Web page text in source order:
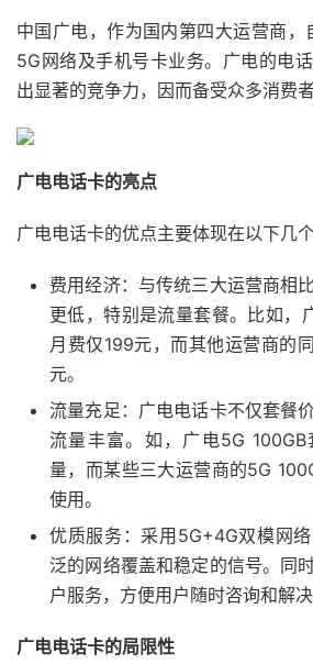
中国广电，作为国内第四大运营商
5G网络及手机号卡业务。广电的电
出显著的竞争力，因而备受众多消费者
广电电话卡的亮点
广电电话卡的优点主要体现在以下几个
费用经济：与传统三大运营商相
更低，特别是流量套餐。比如，
月费仅199元，而其他运营商的
元。
流量充足：广电电话卡不仅套餐
流量丰富。如，广电5G
量，而某些三大运营商的5G
使用。
优质服务：采用5G+4G双模网
泛的网络覆盖和稳定的信号。同
户服务，方便用户随时咨询和解决
广电电话卡的局限性